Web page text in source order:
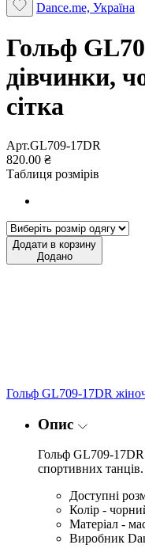
Dance.me, Україна
Гольф
дівчинки,
сітка
Арт.GL709-17DR
820.00 ₴
Таблиця розмірів
Додати в корзину
Додано
Гольф GL709-17DR
Опис
Гольф GL709-17DR
спортивних танців.
Доступні
Колір -
Матеріал -
Виробник